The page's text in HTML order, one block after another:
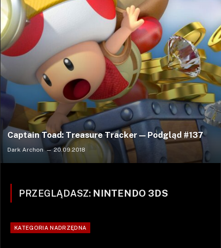
Captain Toad: Treasure Tracker — Podgląd #137
Dark Archon 20.09.2018
PRZEGLĄDASZ: NINTENDO 3DS
KATEGORIA NADRZĘDNA